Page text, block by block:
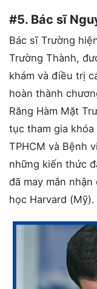
#5. Bác sĩ
Bác sĩ Trường
Trường Thành,
khám và điều trị
hoàn thành
Răng Hàm Mặt
tục tham gia
TPHCM và Bệnh
những kiến thức
đã may mắn
học Harvard (Mỹ).